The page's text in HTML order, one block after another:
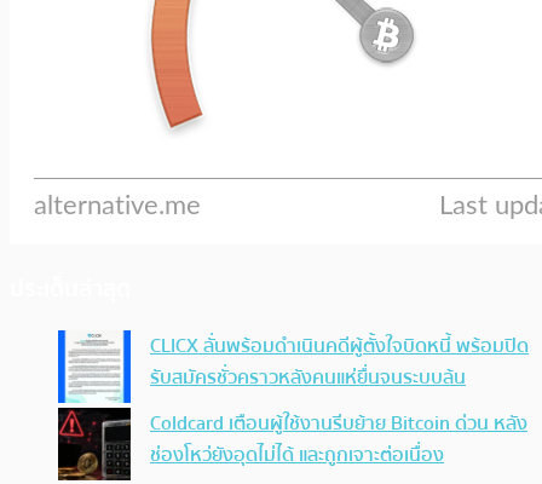
CLICX ลั่นพร้อมดำเนินคดีผู้ตั้งใจบิดหนี้ พร้อมปิด
รับสมัครชั่วคราวหลังคนแห่ยื่นจนระบบล้น
Coldcard เตือนผู้ใช้งานรีบย้าย Bitcoin ด่วน หลัง
ช่องโหว่ยังอุดไม่ได้ และถูกเจาะต่อเนื่อง